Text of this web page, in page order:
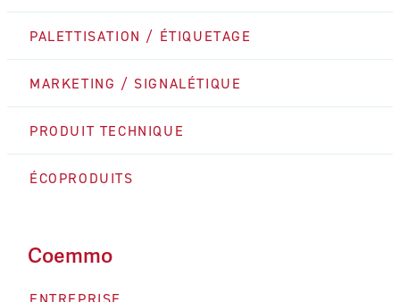
PALETTISATION / ÉTIQUETAGE
MARKETING / SIGNALÉTIQUE
PRODUIT TECHNIQUE
ÉCOPRODUITS
Coemmo
ENTREPRISE